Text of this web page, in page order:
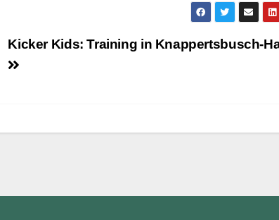
Kicker Kids: Training in Knappertsbusch-